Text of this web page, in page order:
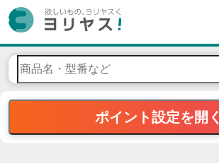
ポイント設定を開く